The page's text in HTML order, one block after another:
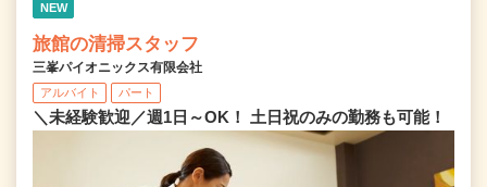
NEW
旅館の清掃スタッフ
三峯パイオニックス有限会社
アルバイト パート
＼未経験歓迎／週1日～OK！ 土日祝のみの勤務も可能！